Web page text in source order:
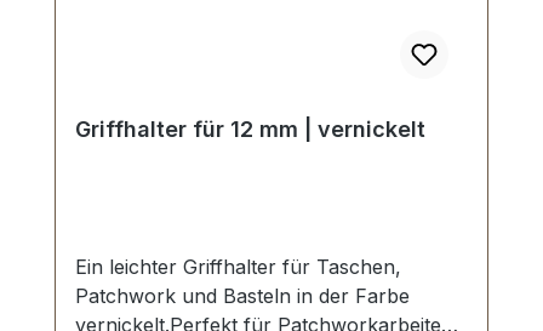
Griffhalter für 12 mm | vernickelt
Ein leichter Griffhalter für Taschen,
Patchwork und Basteln in der Farbe
vernickelt.Perfekt für Patchworkarbeiten